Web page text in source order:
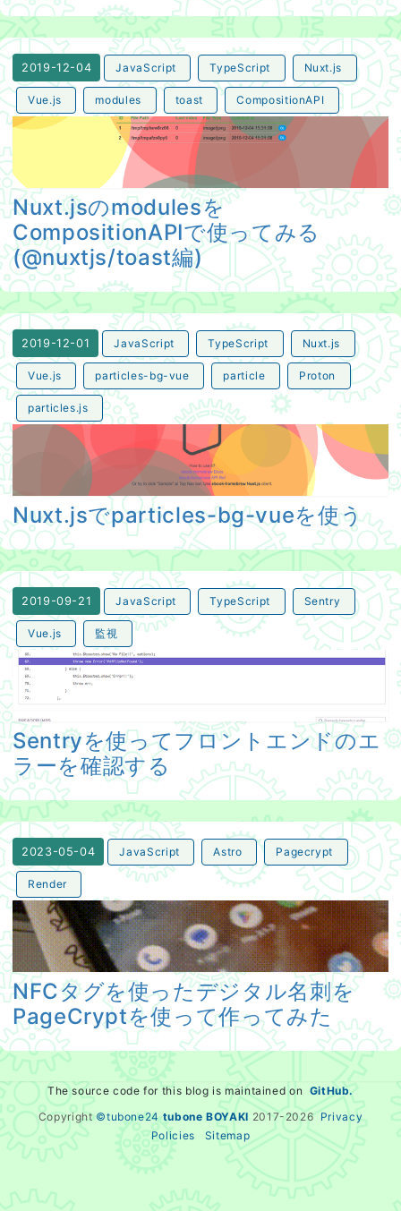
2019-12-04 JavaScript TypeScript Nuxt.js
Vue.js modules toast CompositionAPI
Nuxt.jsのmodulesをCompositionAPIで使ってみる
Nuxt.jsのmodulesを
CompositionAPIで使ってみる
(@nuxtjs/toast編)
2019-12-01 JavaScript TypeScript Nuxt.js
Vue.js particles-bg-vue particle Proton
particles.js
Nuxt.jsでparticles-bg-vueを使う
Nuxt.jsでparticles-bg-vueを使う
2019-09-21 JavaScript TypeScript Sentry
Vue.js 監視
Sentryを使ってフロントエンドのエラーを確認する
Sentryを使ってフロントエンドのエ
ラーを確認する
2023-05-04 JavaScript Astro Pagecrypt
Render
NFCタグを使ったデジタル名刺をPageCryptを使って作
NFCタグを使ったデジタル名刺を
PageCryptを使って作ってみた
The source code for this blog is maintained on GitHub.
Copyright©tubone24 tubone BOYAKI 2017-2026 Privacy
Policies
Sitemap